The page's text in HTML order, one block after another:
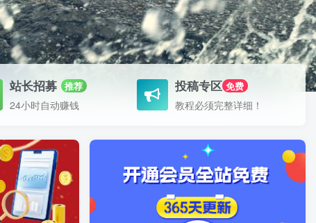
站长招募 推荐
24小时自动赚钱
投稿专区 免费
教程必须完整详细！